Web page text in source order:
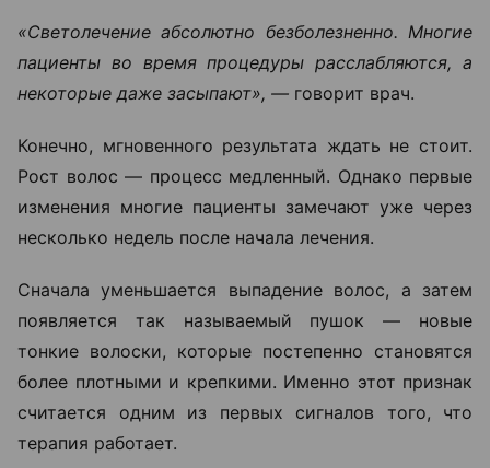
«Светолечение абсолютно безболезненно. Многие
пациенты во время процедуры расслабляются, а
некоторые даже засыпают», — говорит врач.
Конечно, мгновенного результата ждать не стоит.
Рост волос — процесс медленный. Однако первые
изменения многие пациенты замечают уже через
несколько недель после начала лечения.
Сначала уменьшается выпадение волос, а затем
появляется так называемый пушок — новые
тонкие волоски, которые постепенно становятся
более плотными и крепкими. Именно этот признак
считается одним из первых сигналов того, что
терапия работает.